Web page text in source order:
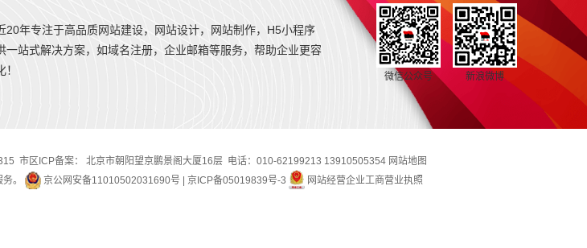
年专注于高品质网站建设，网站设计，网站制作，H5小程序
站式解决方案，如域名注册，企业邮箱等服务，帮助企业更容
微信公众号 新浪微博
市区ICP备案： 北京市朝阳望京鹏景阁大厦16层 电话：010-62199213 13910505354 网站地图
。
京公网安备11010502031690号 京ICP备05019839号-3 网站经营企业工商营业执照